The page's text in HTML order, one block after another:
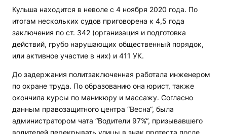
Кульша находится в неволе с 4 ноября 2020 года. По
итогам нескольких судов приговорена к 4,5 года
заключения по ст. 342 (организация и подготовка
действий, грубо нарушающих общественный порядок,
или активное участие в них) и 411 УК.
До задержания политзаключенная работала инженером
по охране труда. По образованию она юрист, также
окончила курсы по маникюру и массажу. Согласно
данным правозащитного центра “Весна“, была
администратором чата “Водители 97%“, призывавшего
водителей перекрывать улицы в знак протеста после